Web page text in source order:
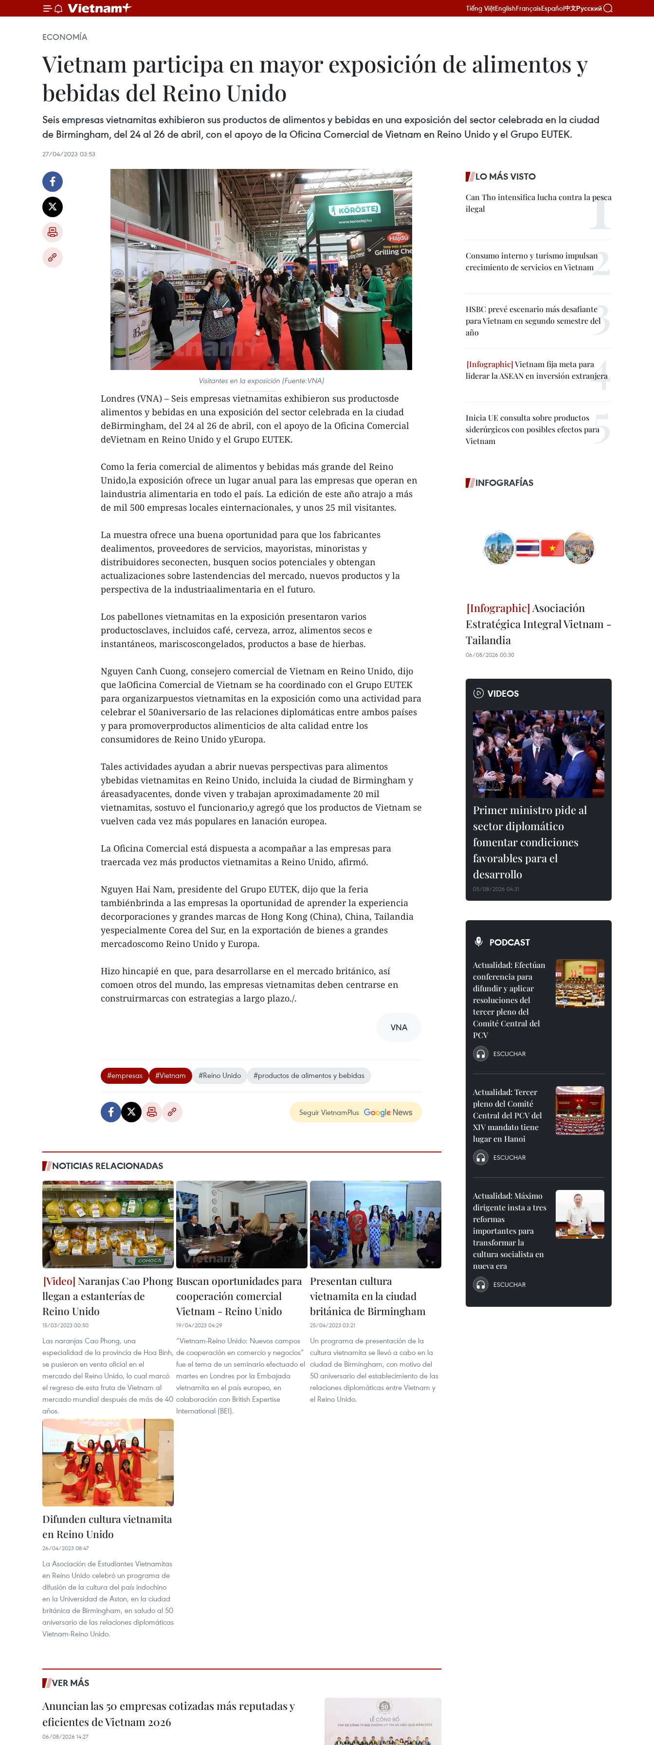
Tiếng ViệtEnglishFrançaisEspañol中文Русский
ECONOMÍA
Vietnam participa en mayor exposición de alimentos y
bebidas del Reino Unido
Seis empresas vietnamitas exhibieron sus productos de alimentos y bebidas en una exposición del sector celebrada en la ciudad
de Birmingham, del 24 al 26 de abril, con el apoyo de la Oficina Comercial de Vietnam en Reino Unido y el Grupo EUTEK.
27/04/2023 03:53
Visitantes en la exposición (Fuente:VNA)
Londres (VNA) – Seis empresas vietnamitas exhibieron sus productosde
alimentos y bebidas en una exposición del sector celebrada en la ciudad
deBirmingham, del 24 al 26 de abril, con el apoyo de la Oficina Comercial
deVietnam en Reino Unido y el Grupo EUTEK.
Como la feria comercial de alimentos y bebidas más grande del Reino
Unido,la exposición ofrece un lugar anual para las empresas que operan en
laindustria alimentaria en todo el país. La edición de este año atrajo a más
de mil 500 empresas locales einternacionales, y unos 25 mil visitantes.
La muestra ofrece una buena oportunidad para que los fabricantes
dealimentos, proveedores de servicios, mayoristas, minoristas y
distribuidores seconecten, busquen socios potenciales y obtengan
actualizaciones sobre lastendencias del mercado, nuevos productos y la
perspectiva de la industriaalimentaria en el futuro.
Los pabellones vietnamitas en la exposición presentaron varios
productosclaves, incluidos café, cerveza, arroz, alimentos secos e
instantáneos, mariscoscongelados, productos a base de hierbas.
Nguyen Canh Cuong, consejero comercial de Vietnam en Reino Unido, dijo
que laOficina Comercial de Vietnam se ha coordinado con el Grupo EUTEK
para organizarpuestos vietnamitas en la exposición como una actividad para
celebrar el 50aniversario de las relaciones diplomáticas entre ambos países
y para promoverproductos alimenticios de alta calidad entre los
consumidores de Reino Unido yEuropa.
Tales actividades ayudan a abrir nuevas perspectivas para alimentos
ybebidas vietnamitas en Reino Unido, incluida la ciudad de Birmingham y
áreasadyacentes, donde viven y trabajan aproximadamente 20 mil
vietnamitas, sostuvo el funcionario,y agregó que los productos de Vietnam se
vuelven cada vez más populares en lanación europea.
La Oficina Comercial está dispuesta a acompañar a las empresas para
traercada vez más productos vietnamitas a Reino Unido, afirmó.
Nguyen Hai Nam, presidente del Grupo EUTEK, dijo que la feria
tambiénbrinda a las empresas la oportunidad de aprender la experiencia
decorporaciones y grandes marcas de Hong Kong (China), China, Tailandia
yespecialmente Corea del Sur, en la exportación de bienes a grandes
mercadoscomo Reino Unido y Europa.
Hizo hincapié en que, para desarrollarse en el mercado británico, así
comoen otros del mundo, las empresas vietnamitas deben centrarse en
construirmarcas con estrategias a largo plazo./.
VNA
#empresas #Vietnam #Reino Unido #productos de alimentos y bebidas
Seguir VietnamPlus
NOTICIAS RELACIONADAS
Naranjas Cao Phong
llegan a estanterías de
Reino Unido
15/03/2023 00:50
Las naranjas Cao Phong, una
especialidad de la provincia de Hoa Binh,
se pusieron en venta oficial en el
mercado del Reino Unido, lo cual marcó
el regreso de esta fruta de Vietnam al
mercado mundial después de más de 40
años.
Buscan oportunidades para
cooperación comercial
Vietnam - Reino Unido
19/04/2023 04:29
“Vietnam-Reino Unido: Nuevos campos
de cooperación en comercio y negocios”
fue el tema de un seminario efectuado el
martes en Londres por la Embajada
vietnamita en el país europeo, en
colaboración con British Expertise
International (BEI).
Presentan cultura
vietnamita en la ciudad
británica de Birmingham
25/04/2023 03:21
Un programa de presentación de la
cultura vietnamita se llevó a cabo en la
ciudad de Birmingham, con motivo del
50 aniversario del establecimiento de las
relaciones diplomáticas entre Vietnam y
el Reino Unido.
Difunden cultura vietnamita
en Reino Unido
26/04/2023 08:47
La Asociación de Estudiantes Vietnamitas
en Reino Unido celebró un programa de
difusión de la cultura del país indochino
en la Universidad de Aston, en la ciudad
británica de Birmingham, en saludo al 50
aniversario de las relaciones diplomáticas
Vietnam-Reino Unido.
VER MÁS
Anuncian las 50 empresas cotizadas más reputadas y
eficientes de Vietnam 2026
06/08/2026 14:27
LO MÁS VISTO
Can Tho intensifica lucha contra la pesca
ilegal
Consumo interno y turismo impulsan
crecimiento de servicios en Vietnam
HSBC prevé escenario más desafiante
para Vietnam en segundo semestre del
año
Vietnam fija meta para
liderar la ASEAN en inversión extranjera
Inicia UE consulta sobre productos
siderúrgicos con posibles efectos para
Vietnam
INFOGRAFÍAS
Asociación
Estratégica Integral Vietnam -
Tailandia
06/08/2026 00:30
VIDEOS
Primer ministro pide al
sector diplomático
fomentar condiciones
favorables para el
desarrollo
05/08/2026 04:31
PODCAST
Actualidad: Efectúan
conferencia para
difundir y aplicar
resoluciones del
tercer pleno del
Comité Central del
PCV
ESCUCHAR
Actualidad: Tercer
pleno del Comité
Central del PCV del
XIV mandato tiene
lugar en Hanoi
ESCUCHAR
Actualidad: Máximo
dirigente insta a tres
reformas
importantes para
transformar la
cultura socialista en
nueva era
ESCUCHAR